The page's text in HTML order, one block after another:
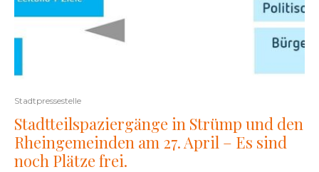
Stadtpressestelle
Stadtteilspaziergänge in Strümp und den
Rheingemeinden am 27. April – Es sind
noch Plätze frei.